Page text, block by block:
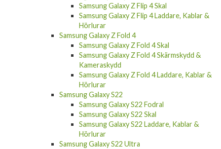
Samsung Galaxy Z Flip 4 Skal
Samsung Galaxy Z Flip 4 Laddare, Kablar &
Hörlurar
Samsung Galaxy Z Fold 4
Samsung Galaxy Z Fold 4 Skal
Samsung Galaxy Z Fold 4 Skärmskydd &
Kameraskydd
Samsung Galaxy Z Fold 4 Laddare, Kablar &
Hörlurar
Samsung Galaxy S22
Samsung Galaxy S22 Fodral
Samsung Galaxy S22 Skal
Samsung Galaxy S22 Laddare, Kablar &
Hörlurar
Samsung Galaxy S22 Ultra